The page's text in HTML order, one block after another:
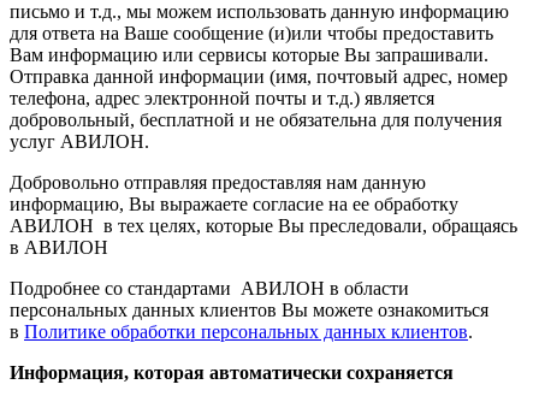
письмо и т.д., мы можем использовать данную информацию
для ответа на Ваше сообщение (и)или чтобы предоставить
Вам информацию или сервисы которые Вы запрашивали.
Отправка данной информации (имя, почтовый адрес, номер
телефона, адрес электронной почты и т.д.) является
добровольный, бесплатной и не обязательна для получения
услуг АВИЛОН.
Добровольно отправляя предоставляя нам данную
информацию, Вы выражаете согласие на ее обработку
АВИЛОН в тех целях, которые Вы преследовали, обращаясь
в АВИЛОН
Подробнее со стандартами АВИЛОН в области
персональных данных клиентов Вы можете ознакомиться
в Политике обработки персональных данных клиентов.
Информация, которая автоматически сохраняется